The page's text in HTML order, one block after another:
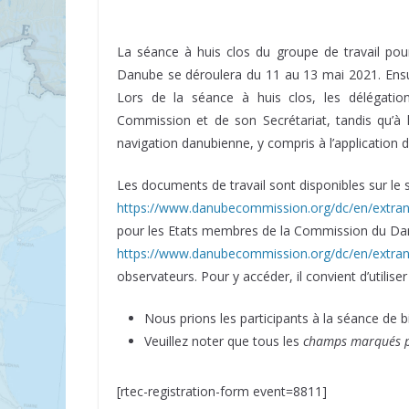
La séance à huis clos du groupe de travail
Danube se déroulera du 11 au 13 mai 2021.
Lors de la séance à huis clos, les
Commission et de son Secrétariat, tandis
navigation danubienne, y compris à l’application
Les documents de travail sont disponibles sur le
https://www.danubecommission.org/dc/en/
pour les Etats membres de la Commission du
https://www.danubecommission.org/dc/en/
observateurs. Pour y accéder, il convient
Nous prions les participants à la séance de
Veuillez noter que tous les champs marqués
[rtec-registration-form event=8811]